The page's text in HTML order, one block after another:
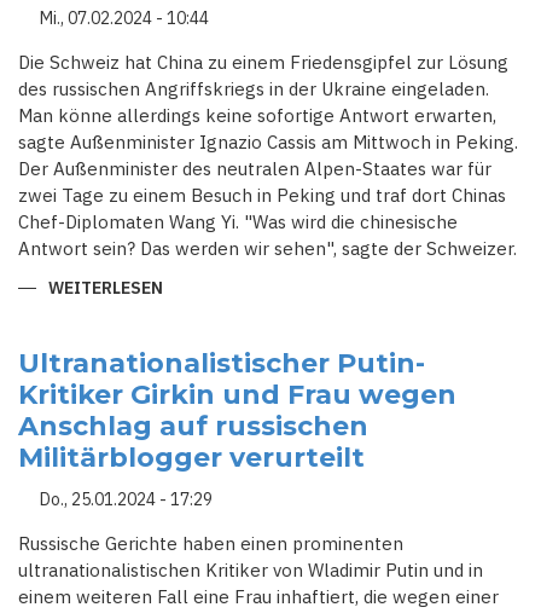
Mi., 07.02.2024 - 10:44
Die Schweiz hat China zu einem Friedensgipfel zur Lösung
des russischen Angriffskriegs in der Ukraine eingeladen.
Man könne allerdings keine sofortige Antwort erwarten,
sagte Außenminister Ignazio Cassis am Mittwoch in Peking.
Der Außenminister des neutralen Alpen-Staates war für
zwei Tage zu einem Besuch in Peking und traf dort Chinas
Chef-Diplomaten Wang Yi. "Was wird die chinesische
Antwort sein? Das werden wir sehen", sagte der Schweizer.
WEITERLESEN
ZU
UKRAINE-
FRIEDENSGIPFEL
EIN
Ultranationalistischer Putin-
Kritiker Girkin und Frau wegen
Anschlag auf russischen
Militärblogger verurteilt
Do., 25.01.2024 - 17:29
Russische Gerichte haben einen prominenten
ultranationalistischen Kritiker von Wladimir Putin und in
einem weiteren Fall eine Frau inhaftiert, die wegen einer